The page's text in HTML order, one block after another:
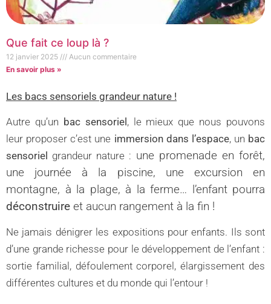
Que fait ce loup là ?
12 janvier 2025
Aucun commentaire
En savoir plus »
Les bacs sensoriels grandeur nature !
Autre qu’un bac sensoriel , le mieux que nous pouvons
leur proposer c’est une immersion dans l’espace, un bac
sensoriel grandeur nature : une promenade en forêt,
une journée à la piscine, une excursion en
montagne, à la plage, à la ferme… l’enfant pourra
déconstruire et aucun rangement à la fin !
Ne jamais dénigrer les expositions pour enfants. Ils sont
d’une grande richesse pour le développement de l’enfant :
sortie familial, défoulement corporel, élargissement des
différentes cultures et du monde qui l’entour !